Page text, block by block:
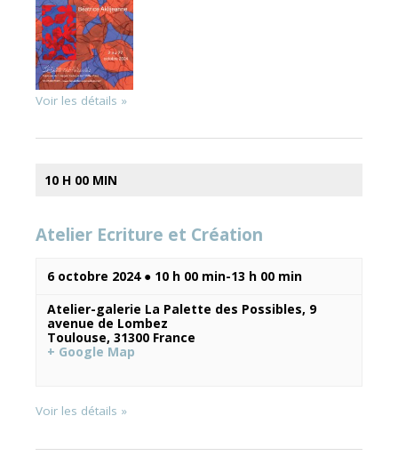
Voir les détails »
10 H 00 MIN
Atelier Ecriture et Création
6 octobre 2024 ● 10 h 00 min-13 h 00 min
Atelier-galerie La Palette des Possibles, 9
avenue de Lombez
Toulouse, 31300 France
+ Google Map
Voir les détails »